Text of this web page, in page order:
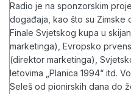
Radio je na sponzorskim
događaja, kao što su Zimske
Finale Svjetskog kupa u
marketinga), Evropsko
(direktor marketinga),
letovima „Planica 1994“ itd.
Seleš od pionirskih dana do